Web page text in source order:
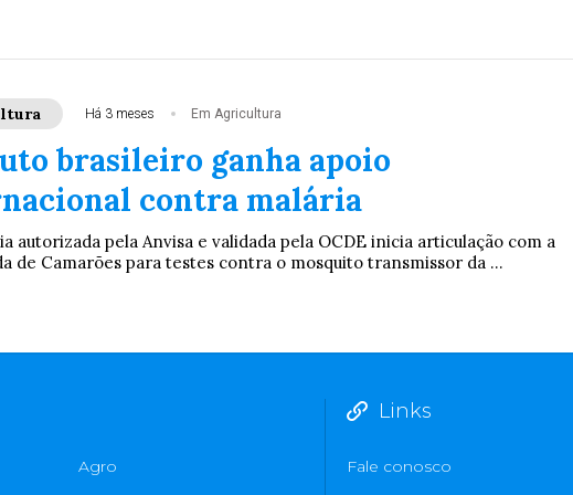
Há 3 meses Em Agricultura
brasileiro ganha apoio
contra malária
autorizada pela Anvisa e validada pela OCDE inicia articulação com a
de Camarões para testes contra o mosquito transmissor da ...
Agro
Links
Fale conosco